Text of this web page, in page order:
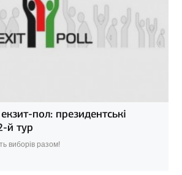
пол: президентські
й тур
виборів разом!